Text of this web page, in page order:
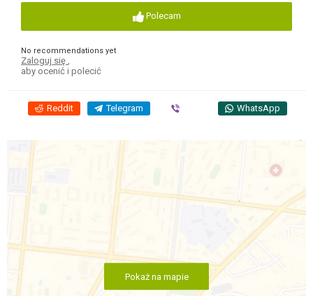
Polecam
No recommendations yet
Zaloguj się
aby ocenić i polecić
Reddit Telegram WhatsApp
Pokaż na mapie